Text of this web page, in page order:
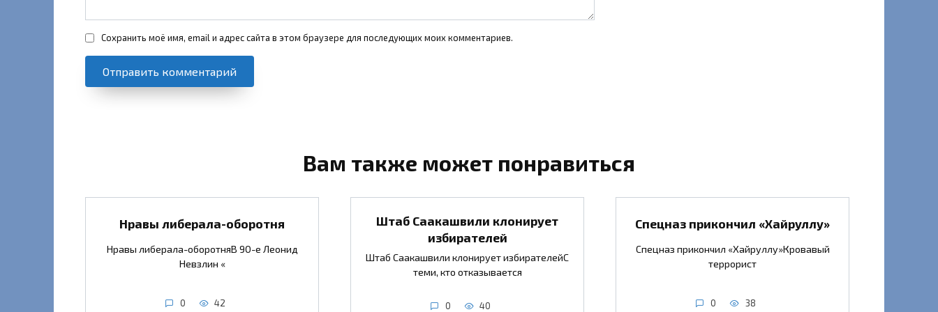
Сохранить моё имя, email и адрес сайта в этом браузере для последующих моих комментариев.
Вам также может понравиться
Нравы либерала-оборотня
Нравы либерала-оборотняВ 90-е Леонид
Невзлин «
0 42
Штаб Саакашвили клонирует
избирателей
Штаб Саакашвили клонирует избирателейС
теми, кто отказывается
0 40
Спецназ прикончил «Хайруллу»
Спецназ прикончил «Хайруллу»Кровавый
террорист
0 38